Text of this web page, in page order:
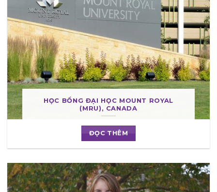
HỌC BỔNG ĐẠI HỌC MOUNT ROYAL
(MRU), CANADA
ĐỌC THÊM